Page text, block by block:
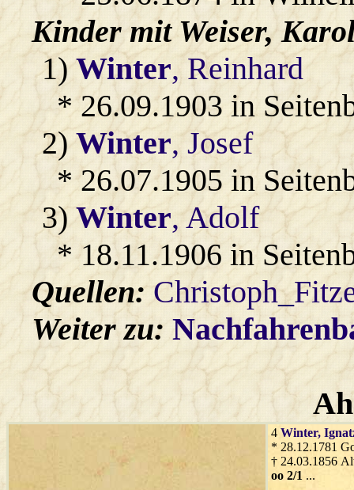
Kinder mitWeiser,
1)Winter, Reinhard
* 26.09.1903 in
2)Winter, Josef
* 26.07.1905 in
3)Winter, Adolf
* 18.11.1906 in
Quellen:
Weiter zu:
4 Winter,
* 28.12.1781
† 24.03.1856
oo 2/1 ...